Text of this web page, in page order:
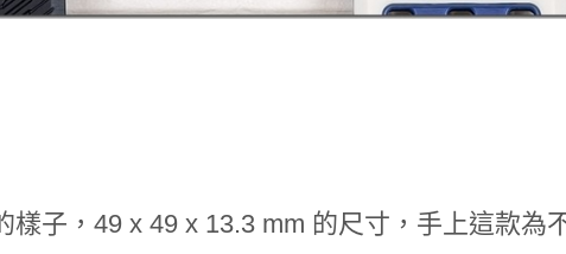
樣子，49 x 49 x 13.3 mm 的尺寸，手上這款為